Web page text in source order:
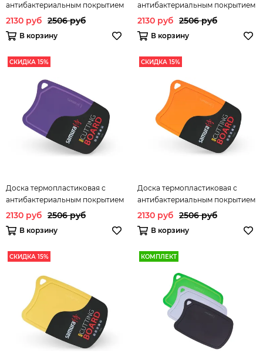
антибактериальным покрытием
Samura FUSION SF-02GR/A
2130 руб 2506 руб
В корзину
антибактериальным покрытием
Samura FUSION SF-02R/16
2130 руб 2506 руб
В корзину
СКИДКА 15%
Доска термопластиковая с
антибактериальным покрытием
Samura FUSION SF-02V/A
2130 руб 2506 руб
В корзину
СКИДКА 15%
Доска термопластиковая с
антибактериальным покрытием
Samura FUSION SF-02OR/A
2130 руб 2506 руб
В корзину
СКИДКА 15% КОМПЛЕКТ